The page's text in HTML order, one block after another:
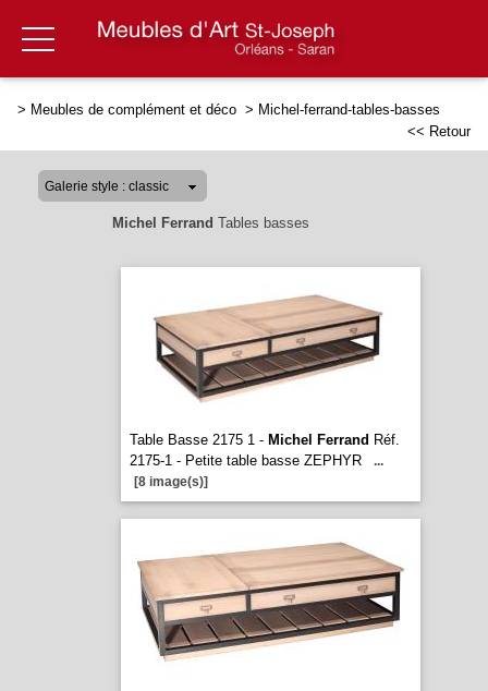
> Meubles de complément et déco > Michel-ferrand-tables-basses
<< Retour
Michel Ferrand Tables basses
Table Basse 2175 1 - Michel Ferrand Réf.
2175-1 - Petite table basse ZEPHYR
...
[8 image(s)]